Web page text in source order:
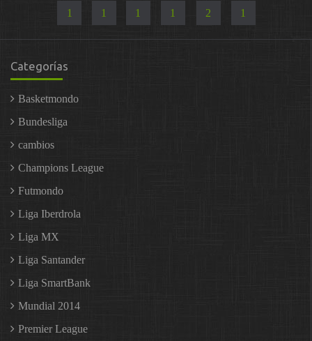
1
1
1
1
2
1
Categorías
Basketmondo
Bundesliga
cambios
Champions League
Futmondo
Liga Iberdrola
Liga MX
Liga Santander
Liga SmartBank
Mundial 2014
Premier League